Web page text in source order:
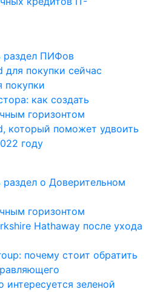
для покупки сейчас
покупки
как создать
горизонтом
который поможет удвоить
году
горизонтом
Hathaway после ухода
почему стоит обратить
интересуется зеленой